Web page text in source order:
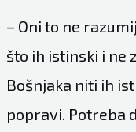
– Oni to ne
što ih istinski i ne
Bošnjaka niti ih
popravi. Potreba